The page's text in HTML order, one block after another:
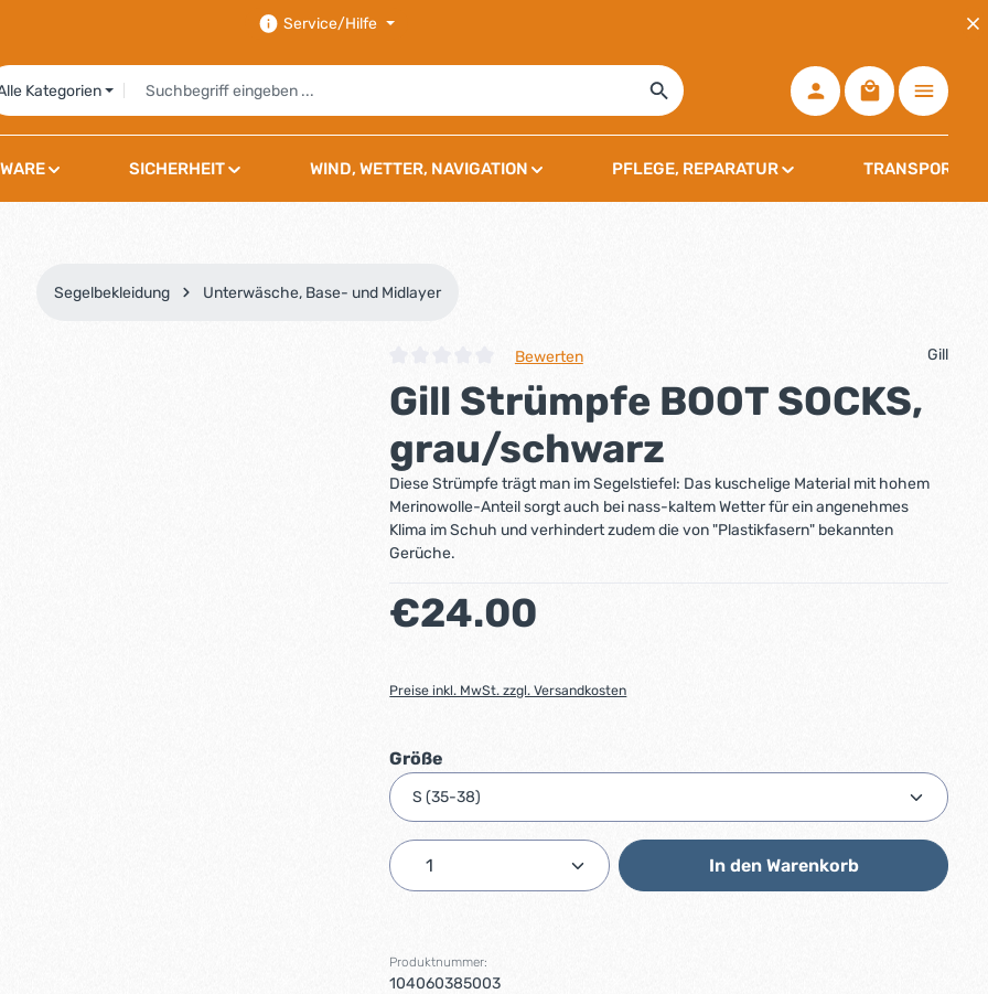
Service/Hilfe
Kategorien
Warenkorb
SICHERHEIT WIND, WETTER, NAVIGATION PFLEGE, REPARATUR TRANSPORT,
Segelbekleidung Unterwäsche, Base- und Midlayer
Bewerten Gill
Gill Strümpfe BOOT SOCKS,
grau/schwarz
Diese Strümpfe trägt man im Segelstiefel: Das kuschelige Material mit hohem
Merinowolle-Anteil sorgt auch bei nass-kaltem Wetter für ein angenehmes
Klima im Schuh und verhindert zudem die von "Plastikfasern" bekannten
Gerüche.
Regulärer Preis:
€24.00
Preise inkl. MwSt. zzgl. Versandkosten
Größe
Produkt Anzahl: Gib den gewünschten Wert ein
In den Warenkorb
Produktnummer:
104060385003